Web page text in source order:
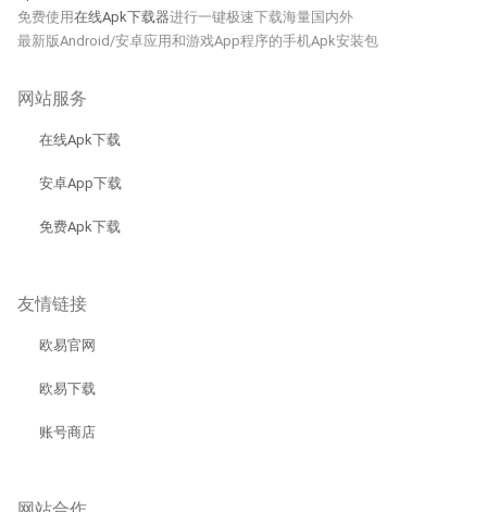
免费使用在线Apk下载器进行一键极速下载海量国内外
最新版Android/安卓应用和游戏App程序的手机Apk安装包
网站服务
在线Apk下载
安卓App下载
免费Apk下载
友情链接
欧易官网
欧易下载
账号商店